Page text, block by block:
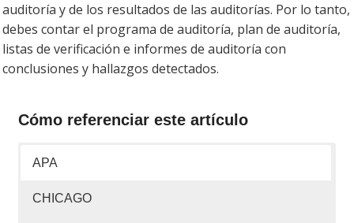
auditoría y de los resultados de las auditorías. Por lo tanto,
debes contar el programa de auditoría, plan de auditoría,
listas de verificación e informes de auditoría con
conclusiones y hallazgos detectados.
Cómo referenciar este artículo
APA
CHICAGO